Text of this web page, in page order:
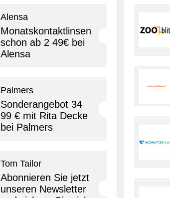
Alensa
Monatskontaktlinsen
schon ab 2 49€ bei
Alensa
Palmers
Sonderangebot 34
99 € mit Rita Decke
bei Palmers
Tom Tailor
Abonnieren Sie jetzt
unseren Newsletter